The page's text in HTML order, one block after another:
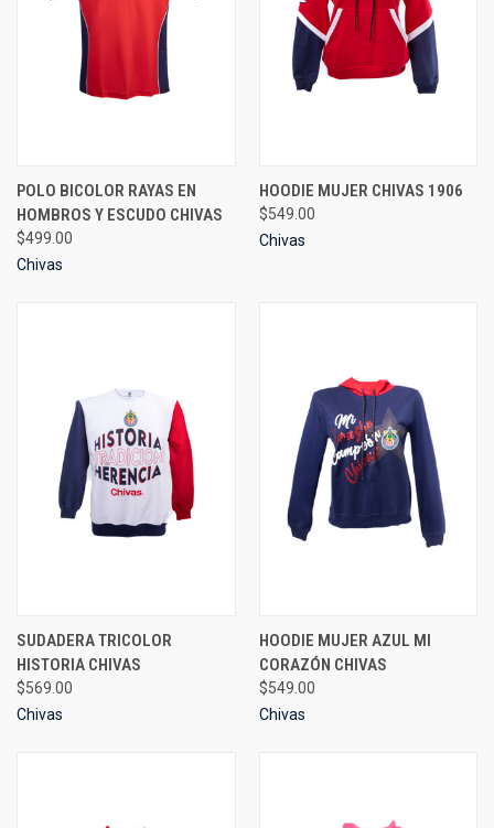
POLO BICOLOR RAYAS EN
HOMBROS Y ESCUDO CHIVAS
$499.00
Chivas
HOODIE MUJER CHIVAS 1906
$549.00
Chivas
SUDADERA TRICOLOR
HISTORIA CHIVAS
$569.00
Chivas
HOODIE MUJER AZUL MI
CORAZÓN CHIVAS
$549.00
Chivas